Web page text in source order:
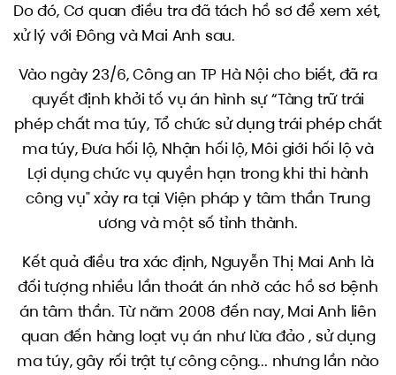
Do đó, Cơ quan điều tra đã tách hồ sơ để xem xét,
xử lý với Đông và Mai Anh sau.
Vào ngày 23/6, Công an TP Hà Nội cho biết, đã ra
quyết định khởi tố vụ án hình sự “Tàng trữ trái
phép chất ma túy, Tổ chức sử dụng trái phép chất
ma túy, Đưa hối lộ, Nhận hối lộ, Môi giới hối lộ và
Lợi dụng chức vụ quyền hạn trong khi thi hành
công vụ" xảy ra tại Viện pháp y tâm thần Trung
ương và một số tỉnh thành.
Kết quả điều tra xác định, Nguyễn Thị Mai Anh là
đối tượng nhiều lần thoát án nhờ các hồ sơ bệnh
án tâm thần. Từ năm 2008 đến nay, Mai Anh liên
quan đến hàng loạt vụ án như lừa đảo , sử dụng
ma túy, gây rối trật tự công cộng... nhưng lần nào